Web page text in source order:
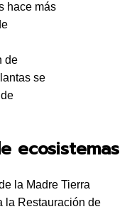
hace más
de
se
ecosistemas
la Madre Tierra
la Restauración de